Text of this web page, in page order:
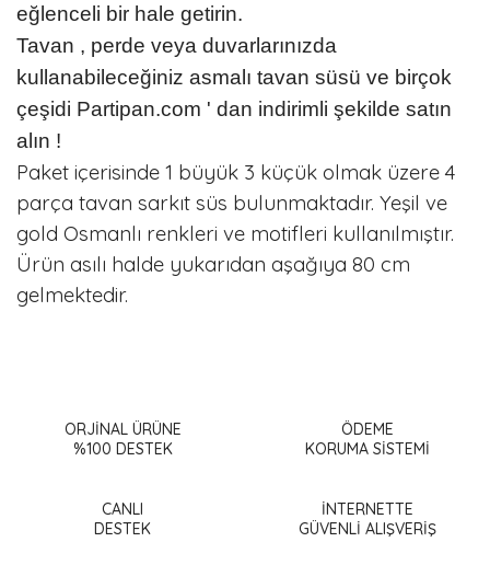
eğlenceli bir hale getirin.
Tavan , perde veya duvarlarınızda
kullanabileceğiniz asmalı tavan süsü ve birçok
çeşidi Partipan.com ' dan indirimli şekilde satın
alın !
Paket içerisinde 1 büyük 3 küçük olmak üzere 4
parça tavan sarkıt süs bulunmaktadır. Yeşil ve
gold Osmanlı renkleri ve motifleri kullanılmıştır.
Ürün asılı halde yukarıdan aşağıya 80 cm
gelmektedir.
Görüş ve önerileriniz için teşekkür ederiz.
Ürün açıklamasında eksik bilgiler bulunuyor.
Ürün bilgilerinde hatalar bulunuyor.
ORJİNAL ÜRÜNE
%100 DESTEK
ÖDEME
KORUMA SİSTEMİ
CANLI
DESTEK
İNTERNETTE
GÜVENLİ ALIŞVERİŞ